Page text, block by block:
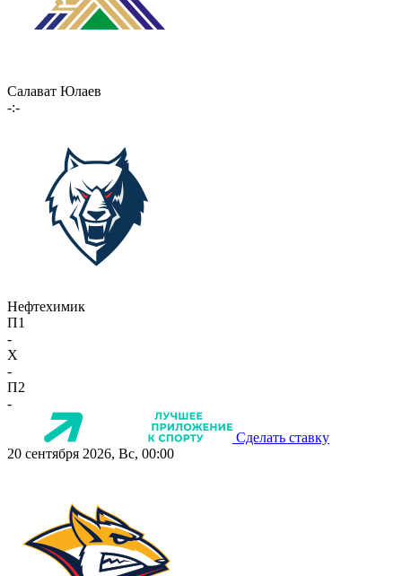
Салават Юлаев
-:-
Нефтехимик
П1
-
X
-
П2
-
Сделать ставку
20 сентября 2026, Вс, 00:00